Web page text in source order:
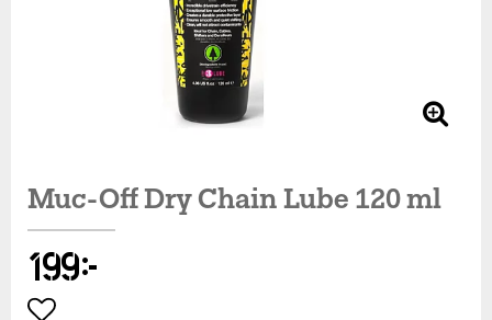
Muc-Off Dry Chain Lube 120 ml
199 kr